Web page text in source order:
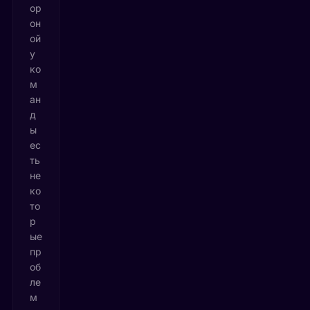
ор
он
ой
у
ко
м
ан
д
ы
ес
ть
не
ко
то
р
ые
пр
об
ле
м